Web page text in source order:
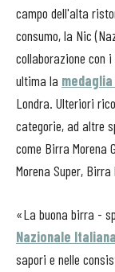
campo dell'alta
consumo, la Nic
collaborazione con
ultima la
Londra. Ulteriori
categorie, ad altre
come Birra Morena
Morena Super, Birra
«La buona birra -
Nazionale
sapori e nelle